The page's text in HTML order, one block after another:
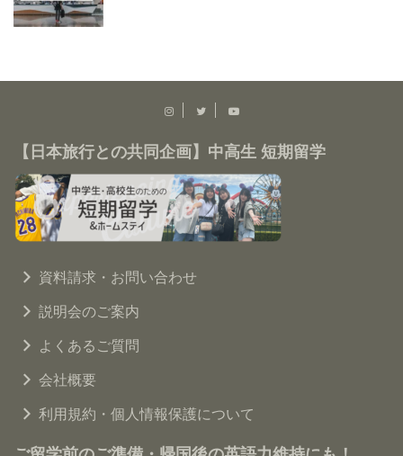
【日本旅行との共同企画】中高生 短期留学
資料請求・お問い合わせ
説明会のご案内
よくあるご質問
会社概要
利用規約・個人情報保護について